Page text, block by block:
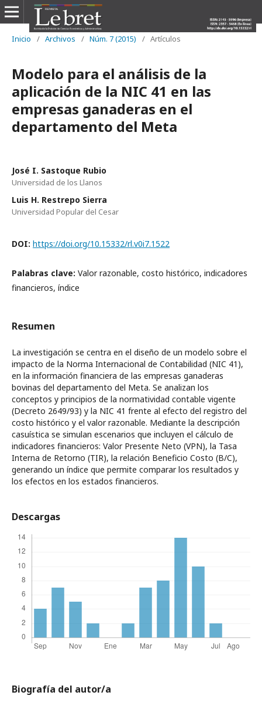
Inicio / Archivos / Núm. 7 (2015) / Artículos
Modelo para el análisis de la
aplicación de la NIC 41 en las
empresas ganaderas en el
departamento del Meta
José I. Sastoque Rubio
Universidad de los Llanos
Luis H. Restrepo Sierra
Universidad Popular del Cesar
DOI: https://doi.org/10.15332/rl.v0i7.1522
Palabras clave: Valor razonable, costo histórico, indicadores
financieros, índice
Resumen
La investigación se centra en el diseño de un modelo sobre el
impacto de la Norma Internacional de Contabilidad (NIC 41),
en la información financiera de las empresas ganaderas
bovinas del departamento del Meta. Se analizan los
conceptos y principios de la normatividad contable vigente
(Decreto 2649/93) y la NIC 41 frente al efecto del registro del
costo histórico y el valor razonable. Mediante la descripción
casuística se simulan escenarios que incluyen el cálculo de
indicadores financieros: Valor Presente Neto (VPN), la Tasa
Interna de Retorno (TIR), la relación Beneficio Costo (B/C),
generando un índice que permite comparar los resultados y
los efectos en los estados financieros.
Descargas
Biografía del autor/a